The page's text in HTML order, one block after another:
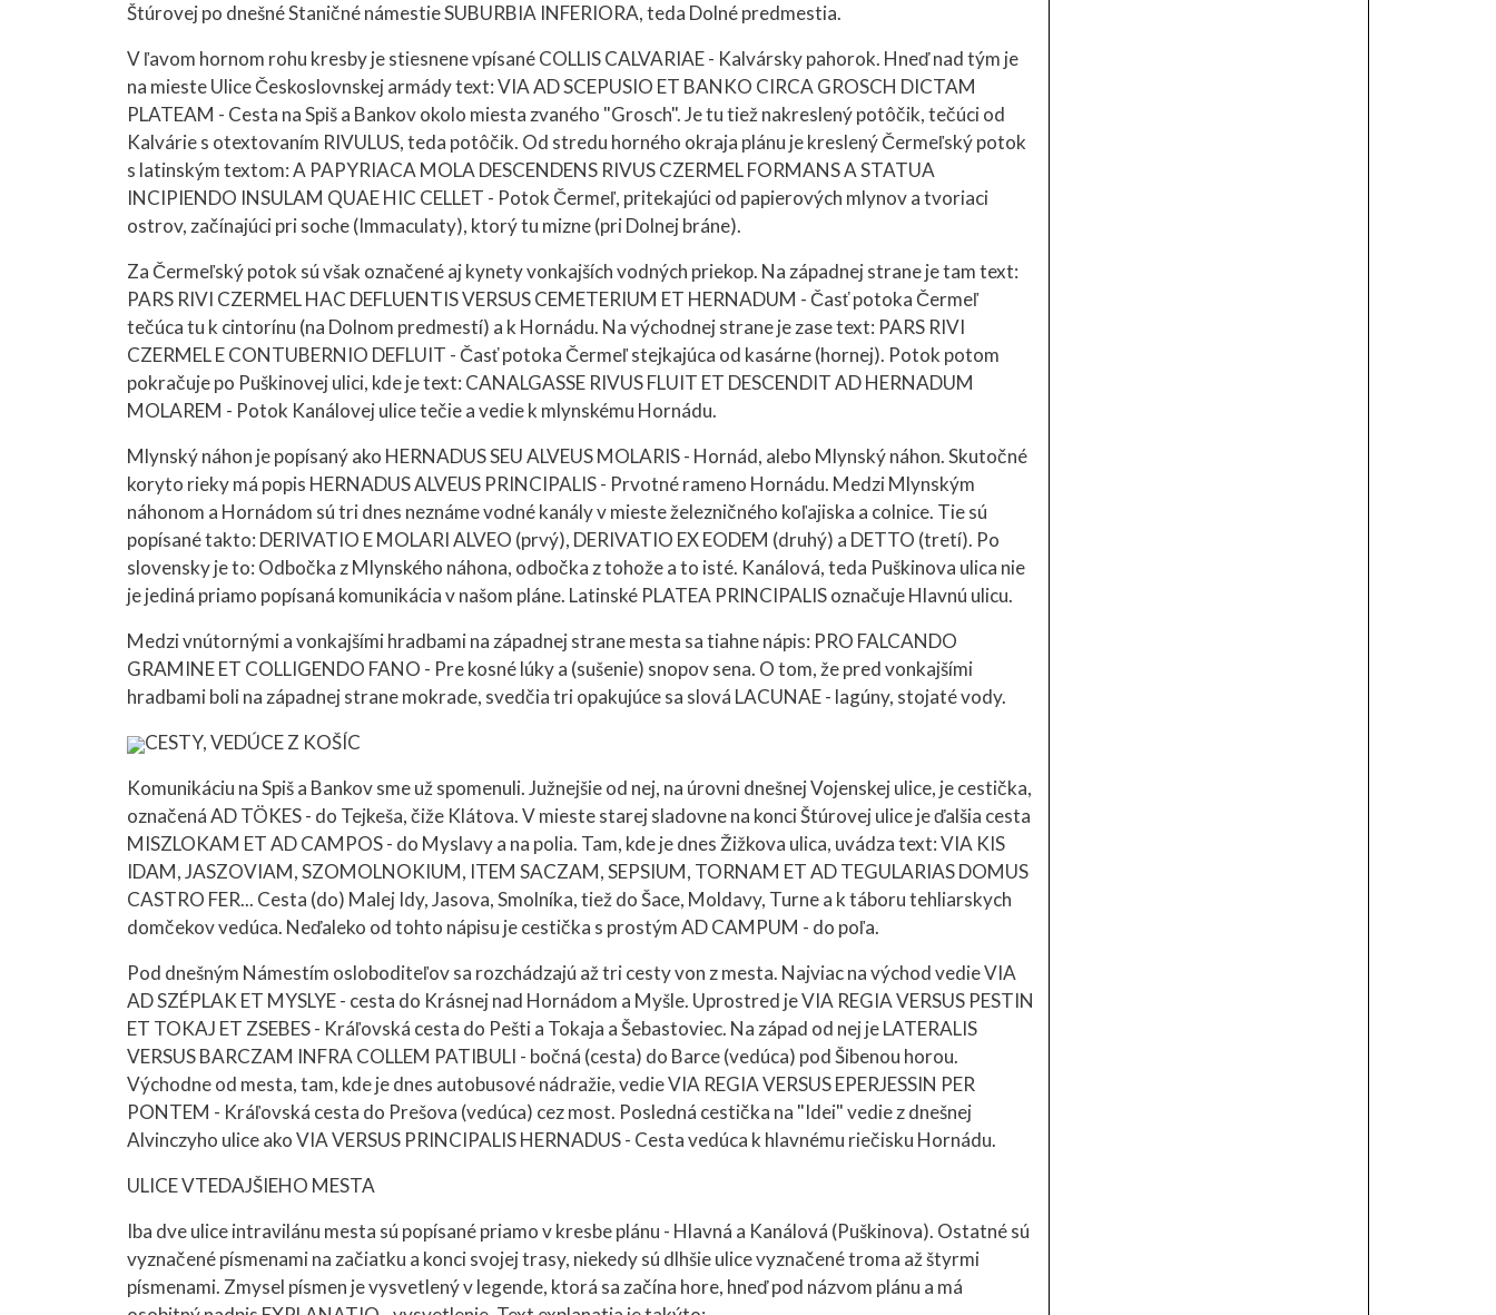
Štúrovej po dnešné Staničné námestie SUBURBIA INFERIORA, teda Dolné predmestia.
V ľavom hornom rohu kresby je stiesnene vpísané COLLIS CALVARIAE - Kalvársky pahorok. Hneď nad tým je
na mieste Ulice Českoslovnskej armády text: VIA AD SCEPUSIO ET BANKO CIRCA GROSCH DICTAM
PLATEAM - Cesta na Spiš a Bankov okolo miesta zvaného "Grosch". Je tu tiež nakreslený potôčik, tečúci od
Kalvárie s otextovaním RIVULUS, teda potôčik. Od stredu horného okraja plánu je kreslený Čermeľský potok
s latinským textom: A PAPYRIACA MOLA DESCENDENS RIVUS CZERMEL FORMANS A STATUA
INCIPIENDO INSULAM QUAE HIC CELLET - Potok Čermeľ, pritekajúci od papierových mlynov a tvoriaci
ostrov, začínajúci pri soche (Immaculaty), ktorý tu mizne (pri Dolnej bráne).
Za Čermeľský potok sú však označené aj kynety vonkajších vodných priekop. Na západnej strane je tam text:
PARS RIVI CZERMEL HAC DEFLUENTIS VERSUS CEMETERIUM ET HERNADUM - Časť potoka Čermeľ
tečúca tu k cintorínu (na Dolnom predmestí) a k Hornádu. Na východnej strane je zase text: PARS RIVI
CZERMEL E CONTUBERNIO DEFLUIT - Časť potoka Čermeľ stejkajúca od kasárne (hornej). Potok potom
pokračuje po Puškinovej ulici, kde je text: CANALGASSE RIVUS FLUIT ET DESCENDIT AD HERNADUM
MOLAREM - Potok Kanálovej ulice tečie a vedie k mlynskému Hornádu.
Mlynský náhon je popísaný ako HERNADUS SEU ALVEUS MOLARIS - Hornád, alebo Mlynský náhon. Skutočné
koryto rieky má popis HERNADUS ALVEUS PRINCIPALIS - Prvotné rameno Hornádu. Medzi Mlynským
náhonom a Hornádom sú tri dnes neznáme vodné kanály v mieste železničného koľajiska a colnice. Tie sú
popísané takto: DERIVATIO E MOLARI ALVEO (prvý), DERIVATIO EX EODEM (druhý) a DETTO (tretí). Po
slovensky je to: Odbočka z Mlynského náhona, odbočka z tohože a to isté. Kanálová, teda Puškinova ulica nie
je jediná priamo popísaná komunikácia v našom pláne. Latinské PLATEA PRINCIPALIS označuje Hlavnú ulicu.
Medzi vnútornými a vonkajšími hradbami na západnej strane mesta sa tiahne nápis: PRO FALCANDO
GRAMINE ET COLLIGENDO FANO - Pre kosné lúky a (sušenie) snopov sena. O tom, že pred vonkajšími
hradbami boli na západnej strane mokrade, svedčia tri opakujúce sa slová LACUNAE - lagúny, stojaté vody.
CESTY, VEDÚCE Z KOŠÍC
Komunikáciu na Spiš a Bankov sme už spomenuli. Južnejšie od nej, na úrovni dnešnej Vojenskej ulice, je cestička,
označená AD TÖKES - do Tejkeša, čiže Klátova. V mieste starej sladovne na konci Štúrovej ulice je ďalšia cesta
MISZLOKAM ET AD CAMPOS - do Myslavy a na polia. Tam, kde je dnes Žižkova ulica, uvádza text: VIA KIS
IDAM, JASZOVIAM, SZOMOLNOKIUM, ITEM SACZAM, SEPSIUM, TORNAM ET AD TEGULARIAS DOMUS
CASTRO FER... Cesta (do) Malej Idy, Jasova, Smolníka, tiež do Šace, Moldavy, Turne a k táboru tehliarskych
domčekov vedúca. Neďaleko od tohto nápisu je cestička s prostým AD CAMPUM - do poľa.
Pod dnešným Námestím osloboditeľov sa rozchádzajú až tri cesty von z mesta. Najviac na východ vedie VIA
AD SZÉPLAK ET MYSLYE - cesta do Krásnej nad Hornádom a Myšle. Uprostred je VIA REGIA VERSUS PESTIN
ET TOKAJ ET ZSEBES - Kráľovská cesta do Pešti a Tokaja a Šebastoviec. Na západ od nej je LATERALIS
VERSUS BARCZAM INFRA COLLEM PATIBULI - bočná (cesta) do Barce (vedúca) pod Šibenou horou.
Východne od mesta, tam, kde je dnes autobusové nádražie, vedie VIA REGIA VERSUS EPERJESSIN PER
PONTEM - Kráľovská cesta do Prešova (vedúca) cez most. Posledná cestička na "Idei" vedie z dnešnej
Alvinczyho ulice ako VIA VERSUS PRINCIPALIS HERNADUS - Cesta vedúca k hlavnému riečisku Hornádu.
ULICE VTEDAJŠIEHO MESTA
Iba dve ulice intravilánu mesta sú popísané priamo v kresbe plánu - Hlavná a Kanálová (Puškinova). Ostatné sú
vyznačené písmenami na začiatku a konci svojej trasy, niekedy sú dlhšie ulice vyznačené troma až štyrmi
písmenami. Zmysel písmen je vysvetlený v legende, ktorá sa začína hore, hneď pod názvom plánu a má